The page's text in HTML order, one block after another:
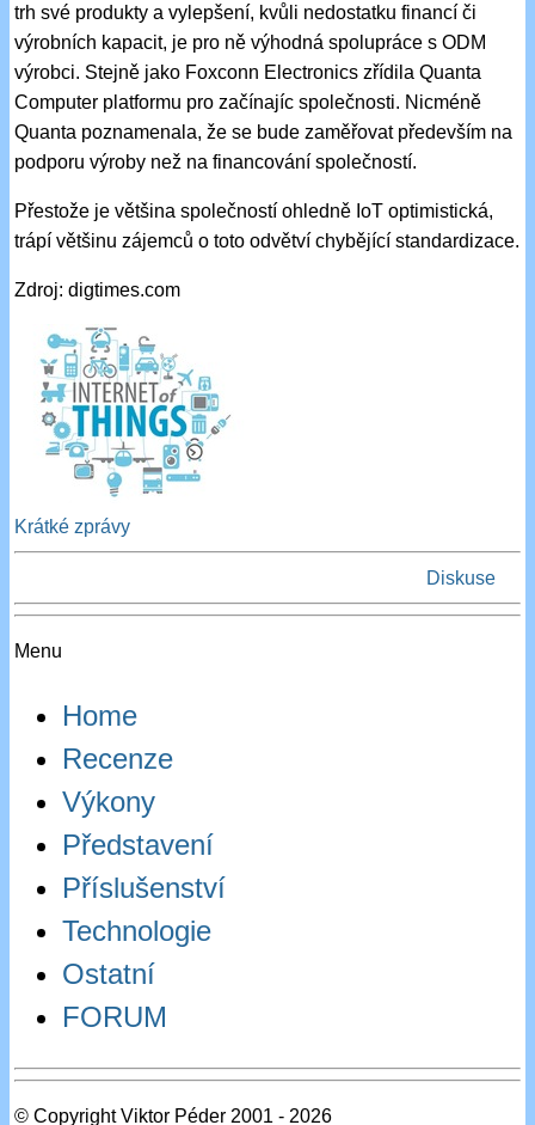
trh své produkty a vylepšení, kvůli nedostatku financí či
výrobních kapacit, je pro ně výhodná spolupráce s ODM
výrobci. Stejně jako Foxconn Electronics zřídila Quanta
Computer platformu pro začínajíc společnosti. Nicméně
Quanta poznamenala, že se bude zaměřovat především na
podporu výroby než na financování společností.
Přestože je většina společností ohledně IoT optimistická,
trápí většinu zájemců o toto odvětví chybějící standardizace.
Zdroj: digtimes.com
Krátké zprávy
Diskuse
Menu
Home
Recenze
Výkony
Představení
Příslušenství
Technologie
Ostatní
FORUM
© Copyright Viktor Péder 2001 - 2026